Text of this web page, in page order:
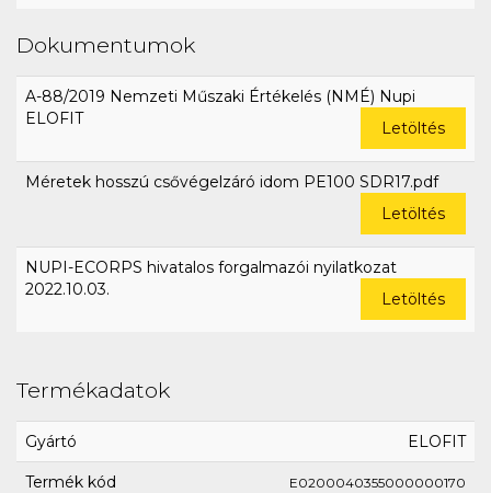
Dokumentumok
A-88/2019 Nemzeti Műszaki Értékelés (NMÉ) Nupi
ELOFIT
Letöltés
Méretek hosszú csővégelzáró idom PE100 SDR17.pdf
Letöltés
NUPI-ECORPS hivatalos forgalmazói nyilatkozat
2022.10.03.
Letöltés
Termékadatok
Gyártó ELOFIT
Termék kód E0200040355000000170